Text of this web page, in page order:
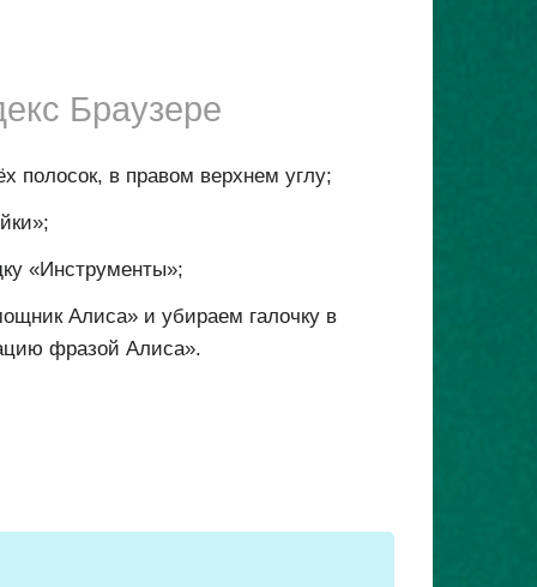
Браузере
полосок, в правом верхнем углу;
«Инструменты»;
Алиса» и убираем галочку в
фразой Алиса».